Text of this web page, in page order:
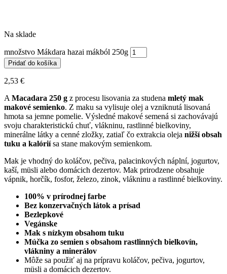
Na sklade
množstvo Mákdara hazai mákból 250g
Pridať do košíka
2,53 €
A Macadara 250 g z procesu lisovania za studena mletý mak
makové semienko. Z maku sa vylisuje olej a vzniknutá lisovaná
hmota sa jemne pomelie. Výsledné makové semená si zachovávajú
svoju charakteristickú chuť, vlákninu, rastlinné bielkoviny,
minerálne látky a cenné zložky, zatiaľ čo extrakcia oleja nižší obsah
tuku a kalóriísa stane makovým semienkom.
Mak je vhodný do koláčov, pečiva, palacinkových náplní, jogurtov,
kaší, müsli alebo domácich dezertov. Mak prirodzene obsahuje
vápnik, horčík, fosfor, železo, zinok, vlákninu a rastlinné bielkoviny.
100% v prírodnej farbe
Bez konzervačných látok a prísad
Bezlepkové
Vegánske
Mak s nízkym obsahom tuku
Múčka zo semien s obsahom rastlinných bielkovín,
vlákniny a minerálov
Môže sa použiť aj na prípravu koláčov, pečiva, jogurtov,
müsli a domácich dezertov.